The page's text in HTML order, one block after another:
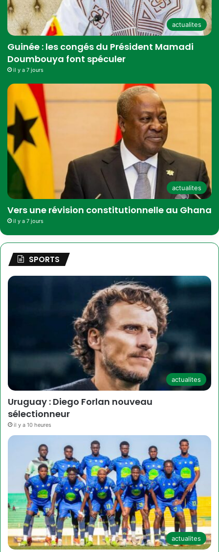
actualites
Guinée : les congés du Président Mamadi
Doumbouya font spéculer
il y a 7 jours
actualites
Vers une révision constitutionnelle au Ghana
il y a 7 jours
SPORTS
actualites
Uruguay : Diego Forlan nouveau
sélectionneur
il y a 10 heures
actualites